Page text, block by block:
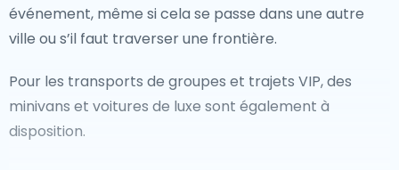
événement, même si cela se passe dans une autre
ville ou s’il faut traverser une frontière.
Pour les transports de groupes et trajets VIP, des
minivans et voitures de luxe sont également à
disposition.